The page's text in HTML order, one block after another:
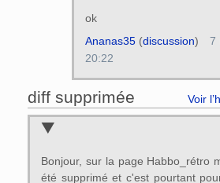
ok
Ananas35(discussion)
7
20:22
diff supprimée Voir
Bonjour, sur la page Habbo_rétro
été supprimé et c'est pourtant